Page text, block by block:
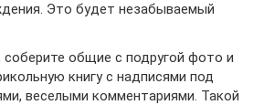
Это будет незабываемый
соберите общие с подругой фото и
книгу с надписями под
веселыми комментариями. Такой